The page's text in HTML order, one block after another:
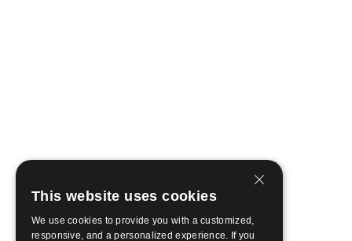
This website uses cookies
We use cookies to provide you with a customized,
responsive, and a personalized experience. If you